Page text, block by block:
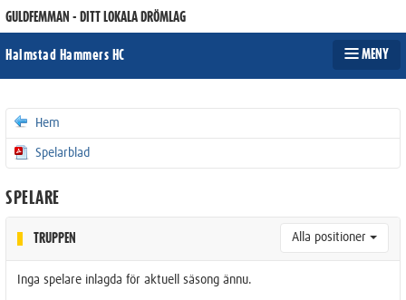
GULDFEMMAN - DITT LOKALA DRÖMLAG
Halmstad Hammers HC MENY
Hem
Spelarblad
SPELARE
TRUPPEN Alla positioner
Inga spelare inlagda för aktuell säsong ännu.